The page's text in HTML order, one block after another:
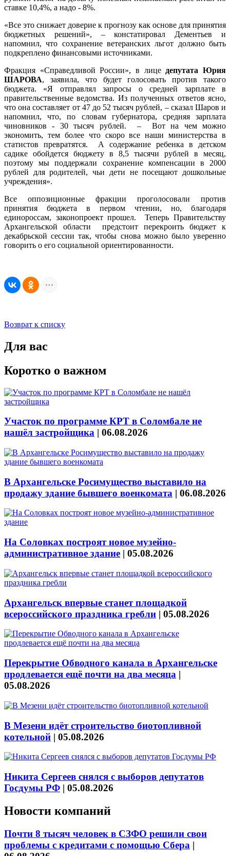
ставке 10,4%, а надо - 8%.
«Все это снижает доверие к прогнозу как основе для принятия
бюджетных решений», – констатировал Дементьев и
напомнил, что сохранение ветеранских льгот должно быть
подкреплено финансовыми источниками.
Фракция «Справедливой России», в лице депутата Юрия
ШАРОВА, заявила, что будет голосовать против такого
бюджета. «Я отправлял запросы о средней зарплате в
правительственные ведомства. Из полученных ответов ясно,
что она составляет от 47 до 52 тысяч рублей, – сказал Шаров и
напомнил, что, по словам губернатора, средняя зарплата
чиновников - 30 тысяч рублей. – Вот на чем можно
экономить, тем более что скоро все наши министерства в
статистов превратятся. А содержание ребенка в детском
садике обойдется бюджету в 8,5 тысячи рублей в месяц,
поэтому мы поддержали сохранение компенсации в 2000
рублей для родителей, чьи дети не посещают дошкольные
учреждения».
Все оппозиционные фракции проголосовали против
принятия бюджета в первом чтении, но, благодаря
единороссам, законопроект прошел. Теперь Правительству
Архангельской области предстоит перекроить бюджет к
декабрьской сессии так, чтобы снова можно было уверенно
говорить о его социальной ориентированности.
Возврат к списку
Для вас
Коротко о важном
Участок по программе КРТ в Соломбале не
нашёл застройщика | 06.08.2026
В Архангельске Росимущество выставило на
продажу здание бывшего военкомата | 06.08.2026
На Соловках построят новое музейно-
административное здание | 05.08.2026
Архангельск впервые станет площадкой
всероссийского праздника гребли | 05.08.2026
Перекрытие Обводного канала в Архангельске
продлевается ещё почти на два месяца |
05.08.2026
В Мезени идёт строительство биотопливной
котельной | 05.08.2026
Никита Сергеев снялся с выборов депутатов
Госдумы РФ | 05.08.2026
Новости компаний
Почти 8 тысяч человек в СЗФО решили свои
проблемы с кредитами с помощью Сбера |